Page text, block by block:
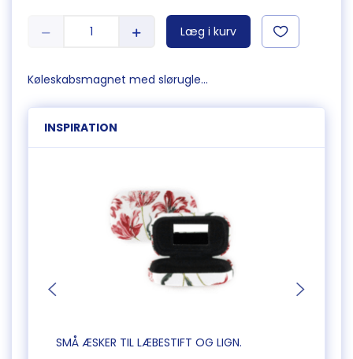
Læg i kurv
Køleskabsmagnet med slørugle...
INSPIRATION
SMÅ ÆSKER TIL LÆBESTIFT OG LIGN.